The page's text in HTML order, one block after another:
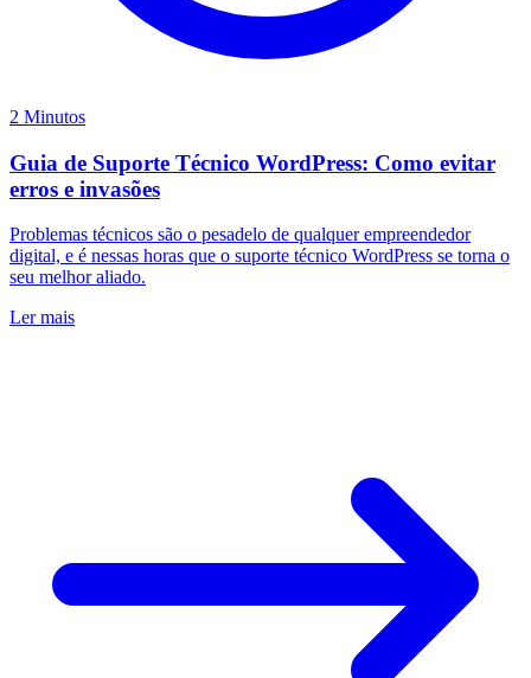
2 Minutos
Guia de Suporte Técnico WordPress: Como evitar
erros e invasões
Problemas técnicos são o pesadelo de qualquer empreendedor
digital, e é nessas horas que o suporte técnico WordPress se torna o
seu melhor aliado.
Ler mais